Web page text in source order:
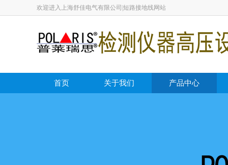
欢迎进入上海舒佳电气有限公司|短路接地线网站
首页 关于我们 产品中心